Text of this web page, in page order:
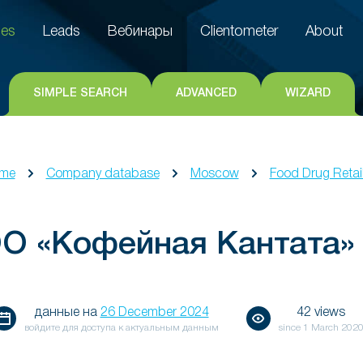
Clientometer
Leads Вебинары Clientometer About
SIMPLE SEARCH ADVANCED WIZARD
Company database Moscow Food Drug
«Кофейная Кантата»
данные на 26 December 2024
войдите для доступа к актуальным данным
42 views
since 1 March 2020